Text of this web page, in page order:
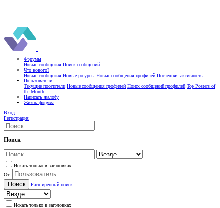
Форумы
Новые сообщения Поиск сообщений
Что нового?
Новые сообщения Новые ресурсы Новые сообщения профилей Последняя активность
Пользователи
Текущие посетители Новые сообщения профилей Поиск сообщений профилей Top Posters of
the Month
Написать жалобу
Жизнь форума
Вход
Регистрация
Поиск
Искать только в заголовках
От:
Поиск Расширенный поиск...
Искать только в заголовках